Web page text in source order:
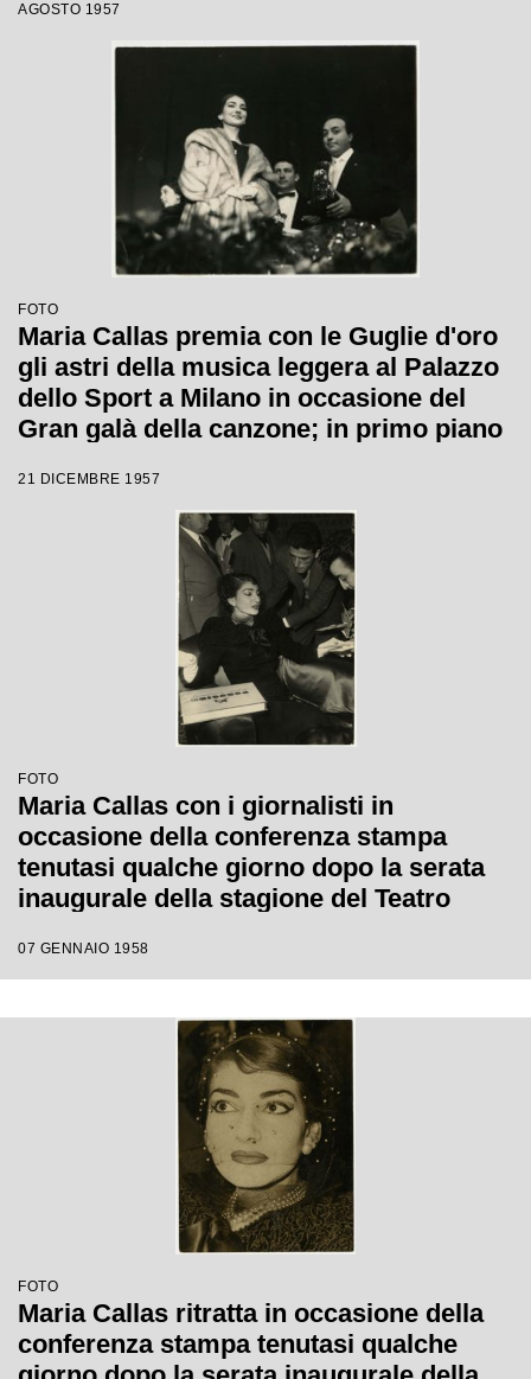
AGOSTO 1957
FOTO
Maria Callas premia con le Guglie d'oro
gli astri della musica leggera al Palazzo
dello Sport a Milano in occasione del
Gran galà della canzone; in primo piano
21 DICEMBRE 1957
FOTO
Maria Callas con i giornalisti in
occasione della conferenza stampa
tenutasi qualche giorno dopo la serata
inaugurale della stagione del Teatro
interpretava la Norma di Bellini, alla fine
causa di una brutta raucedine e non
rientrò in scena
07 GENNAIO 1958
FOTO
Maria Callas ritratta in occasione della
conferenza stampa tenutasi qualche